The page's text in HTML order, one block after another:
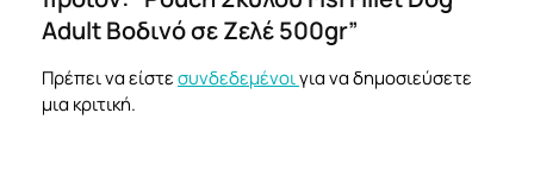
Adult Βοδινό σε Ζελέ 500gr”
Πρέπει να είστεσυνδεδεμένοιγια να δημοσιεύσετε
μια κριτική.